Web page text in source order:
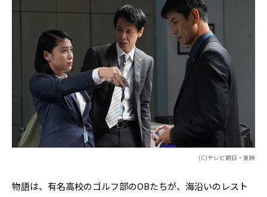
(C)テレビ朝日・東映
物語は、有名高校のゴルフ部のOBたちが、海沿いのレスト